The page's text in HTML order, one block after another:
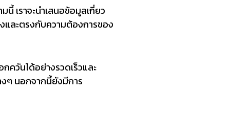
มนี้เราจะนำเสนอข้อมูลเกี่ยว
ละตรงกับความต้องการของ
ควันได้อย่างรวดเร็วและ
งๆ นอกจากนี้ยังมีการ